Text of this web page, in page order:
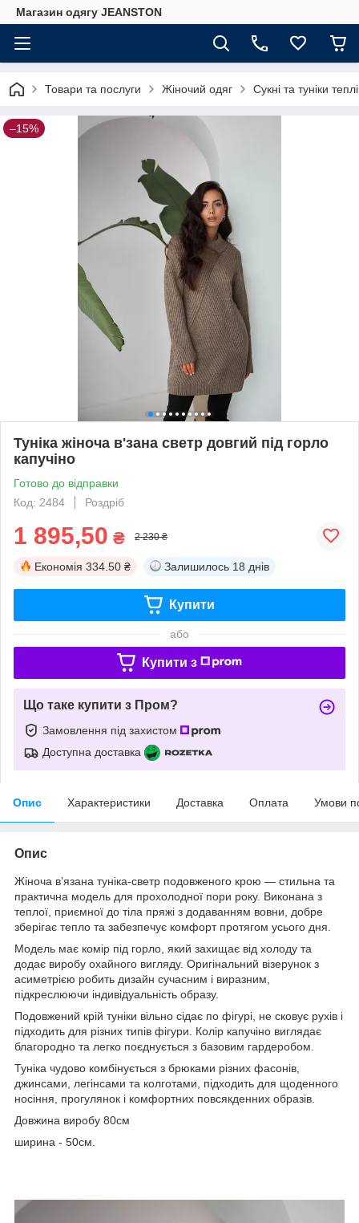
Магазин одягу JEANSTON
Товари та послуги Жіночий одяг Сукні та туніки теплі
–15%
Туніка жіноча в'зана светр довгий під горло
капучіно
Готово до відправки
Код: 2484
Роздріб
1 895,50 ₴ 2 230 ₴
Економія 334.50 ₴ Залишилось 18 днів
Купити
або
Купити з
Що таке купити з Пром?
Замовлення під захистом
Доступна доставка
Опис Характеристики Доставка Оплата Умови
Опис
Жіноча в’язана туніка-светр подовженого крою — стильна та
практична модель для прохолодної пори року. Виконана з
теплої, приємної до тіла пряжі з додаванням вовни, добре
зберігає тепло та забезпечує комфорт протягом усього дня.
Модель має комір під горло, який захищає від холоду та
додає виробу охайного вигляду. Оригінальний візерунок з
асиметрією робить дизайн сучасним і виразним,
підкреслюючи індивідуальність образу.
Подовжений крій туніки вільно сідає по фігурі, не сковує рухів і
підходить для різних типів фігури. Колір капучіно виглядає
благородно та легко поєднується з базовим гардеробом.
Туніка чудово комбінується з брюками різних фасонів,
джинсами, легінсами та колготами, підходить для щоденного
носіння, прогулянок і комфортних повсякденних образів.
Довжина виробу 80см
ширина - 50см.